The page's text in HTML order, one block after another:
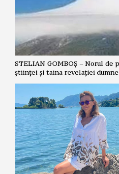
STELIAN GOMBOȘ – Norul de
științei și taina revelației